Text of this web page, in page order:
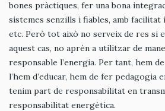
bones pràctiques, fer una bona
sistemes senzills i fiables, amb facilitat
etc. Però tot això no serveix de res si
aquest cas, no aprèn a utilitzar de
responsable l’energia. Per tant, hem
l’hem d’educar, hem de fer pedagogia
tenim part de responsabilitat en
responsabilitat energètica.